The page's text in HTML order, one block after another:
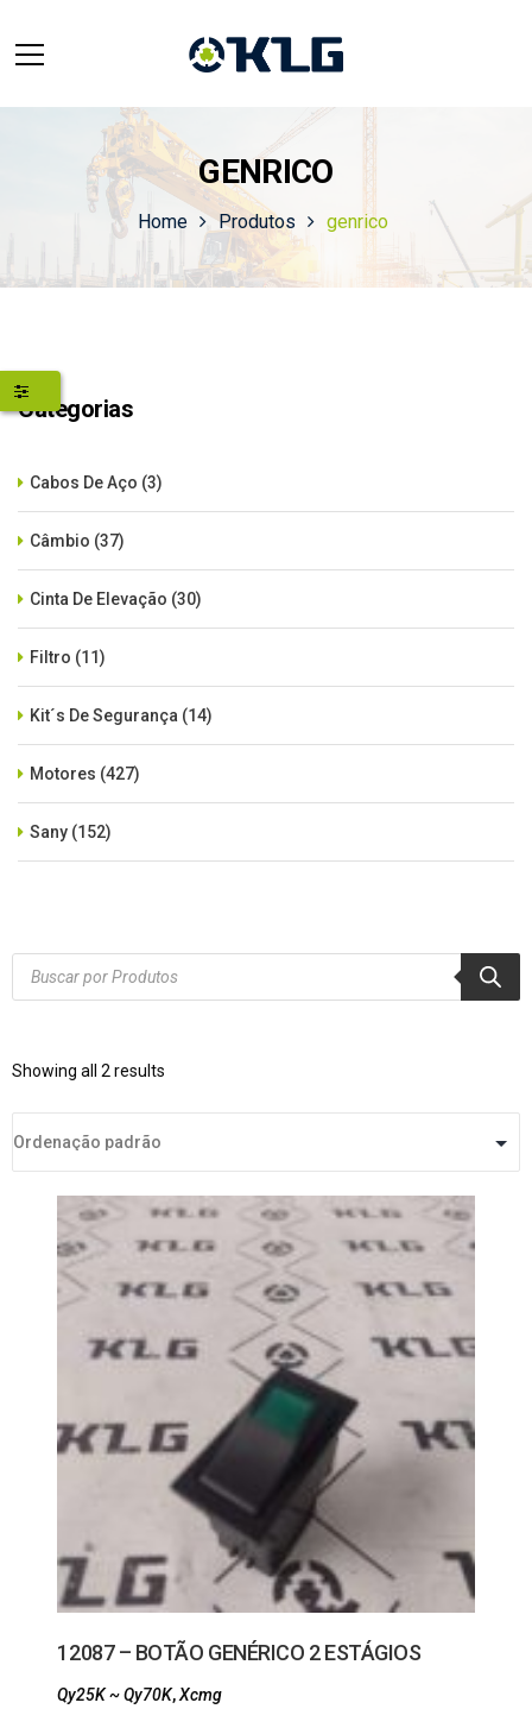
GENRICO
Home Produtos genrico
Categorias
Cabos De Aço (3)
Câmbio (37)
Cinta De Elevação (30)
Filtro (11)
Kit´s De Segurança (14)
Motores (427)
Sany (152)
Zoomlion(84)
Products
search
Showing all 2 results
12087 – BOTÃO GENÉRICO 2 ESTÁGIOS
Qy25K ~ Qy70K,Xcmg